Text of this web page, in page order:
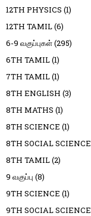
12TH PHYSICS (1)
12TH TAMIL(6)
6-9 வகுப்புகள்(295)
6TH TAMIL(1)
7TH TAMIL(1)
8TH ENGLISH (3)
8TH MATHS (1)
8TH SCIENCE (1)
8TH SOCIAL SCIENCE
8TH TAMIL(2)
9 வகுப்பு (8)
9TH SCIENCE (1)
9TH SOCIAL SCIENCE